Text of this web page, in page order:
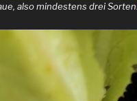
also mindestens drei